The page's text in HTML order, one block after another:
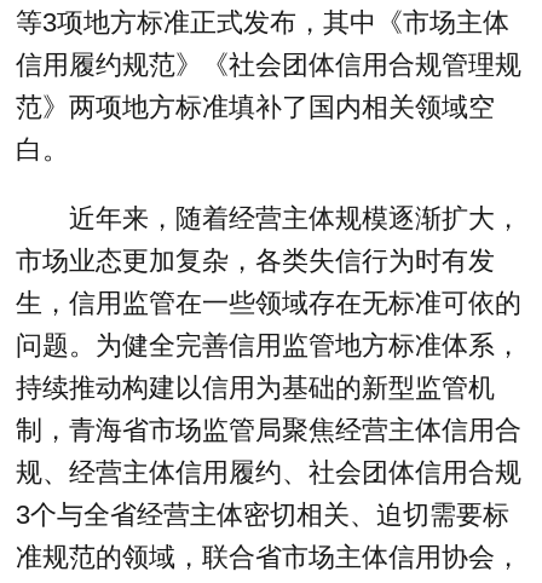
等3项地方标准正式发布，其中《市场主体
信用履约规范》《社会团体信用合规管理规
范》两项地方标准填补了国内相关领域空
白。
近年来，随着经营主体规模逐渐扩大，
市场业态更加复杂，各类失信行为时有发
生，信用监管在一些领域存在无标准可依的
问题。为健全完善信用监管地方标准体系，
持续推动构建以信用为基础的新型监管机
制，青海省市场监管局聚焦经营主体信用合
规、经营主体信用履约、社会团体信用合规
3个与全省经营主体密切相关、迫切需要标
准规范的领域，联合省市场主体信用协会，